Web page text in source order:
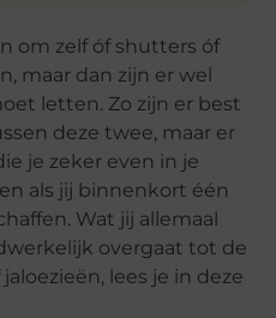
om zelf óf shutters óf
maar dan zijn er wel
letten. Zo zijn er best
deze twee, maar er
je zeker even in je
als jij binnenkort één
Wat jij allemaal
overgaat tot de
lees je in deze